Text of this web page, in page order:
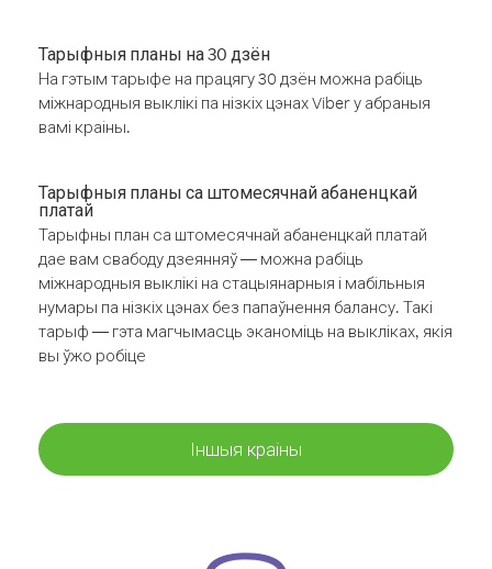
Тарыфныя планы на 30 дзён
На гэтым тарыфе на працягу 30 дзён можна рабіць
міжнародныя выклікі па нізкіх цэнах Viber у абраныя
вамі краіны.
Тарыфныя планы са штомесячнай абаненцкай
платай
Тарыфны план са штомесячнай абаненцкай платай
дае вам свабоду дзеянняў — можна рабіць
міжнародныя выклікі на стацыянарныя і мабільныя
нумары па нізкіх цэнах без папаўнення балансу. Такі
тарыф — гэта магчымасць эканоміць на выкліках, якія
вы ўжо робіце
Іншыя краіны